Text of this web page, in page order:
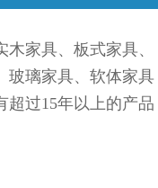
家具、板式家具、
玻璃家具、软体家具
超过15年以上的产品